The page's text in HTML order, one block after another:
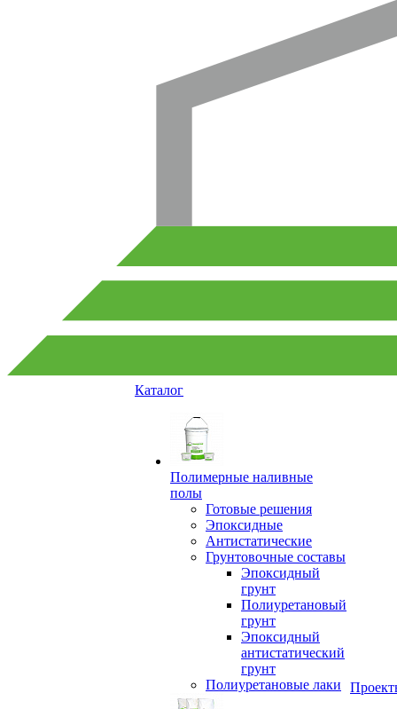
Каталог
Полимерные наливные
полы
Готовые решения
Эпоксидные
Антистатические
Грунтовочные составы
Эпоксидный
грунт
Полиуретановый
грунт
Эпоксидный
антистатический
грунт
Полиуретановые лаки